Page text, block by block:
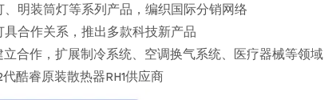
、明装筒灯等系列产品，编织国际分销网络
具合作关系，推出多款科技新产品
立合作，扩展制冷系统、空调换气系统、医疗器械等领域
酷睿原装散热器RH1供应商